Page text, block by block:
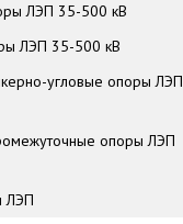
ЛЭП 35-500 кВ
ЛЭП 35-500 кВ
угловые опоры ЛЭП
опоры ЛЭП
ЛЭП